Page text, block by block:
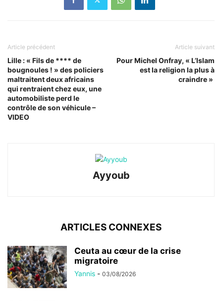
Article précédent
Lille : « Fils de **** de
bougnoules ! » des policiers
maltraitent deux africains
qui rentraient chez eux, une
automobiliste perd le
contrôle de son véhicule –
VIDEO
Article suivant
Pour Michel Onfray, « L’Islam
est la religion la plus à
craindre »
Ayyoub
ARTICLES CONNEXES
Ceuta au cœur de la crise
migratoire
Yannis - 03/08/2026